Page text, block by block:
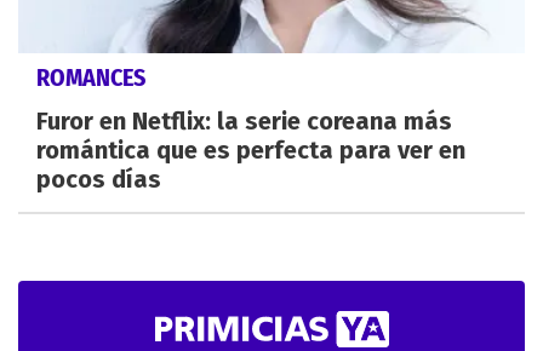
ROMANCES
Furor en Netflix: la serie coreana más
romántica que es perfecta para ver en
pocos días